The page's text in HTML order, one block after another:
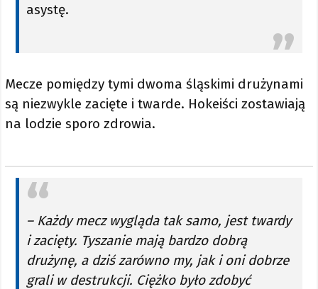
asystę.
Mecze pomiędzy tymi dwoma śląskimi drużynami
są niezwykle zacięte i twarde. Hokeiści zostawiają
na lodzie sporo zdrowia.
– Każdy mecz wygląda tak samo, jest twardy
i zacięty. Tyszanie mają bardzo dobrą
drużynę, a dziś zarówno my, jak i oni dobrze
grali w destrukcji. Ciężko było zdobyć